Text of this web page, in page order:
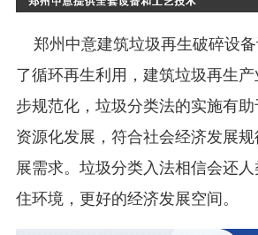
郑州中意建筑垃圾再生破碎设
了循环再生利用，建筑垃圾再生
步规范化，垃圾分类法的实施有
资源化发展，符合社会经济发展
展需求。垃圾分类入法相信会还
住环境，更好的经济发展空间。